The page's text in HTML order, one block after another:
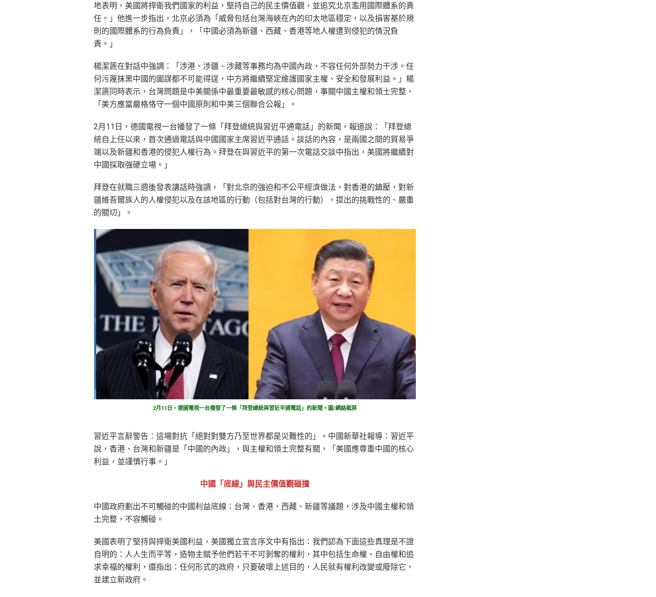
地表明，美國將捍衛我們國家的利益，堅持自己的民主價值觀，並追究北京濫用國際體系的責
任。」他進一步指出，北京必須為「威脅包括台灣海峽在內的印太地區穩定，以及損害基於規
則的國際體系的行為負責」，「中國必須為新疆、西藏、香港等地人權遭到侵犯的情況負
責。」
楊潔篪在對話中強調：「涉港、涉疆、涉藏等事務均為中國內政，不容任何外部勢力干涉。任
何污蔑抹黑中國的圖謀都不可能得逞，中方將繼續堅定維護國家主權、安全和發展利益。」楊
潔篪同時表示，台灣問題是中美關係中最重要最敏感的核心問題，事關中國主權和領土完整，
「美方應當嚴格恪守一個中國原則和中美三個聯合公報」。
2月11日，德國電視一台播發了一條「拜登總統與習近平通電話」的新聞，報道說：「拜登總
統自上任以來，首次通過電話與中國國家主席習近平通話。談話的內容，是兩國之間的貿易爭
端以及新疆和香港的侵犯人權行為。拜登在與習近平的第一次電話交談中指出，美國將繼續對
中國採取強硬立場。」
拜登在就職三週後發表講話時強調，「對北京的強迫和不公平經濟做法，對香港的鎮壓，對新
疆維吾爾族人的人權侵犯以及在該地區的行動（包括對台灣的行動），提出的挑戰性的、嚴重
的關切」。
2月11日，德國電視一台播發了一條「拜登總統與習近平通電話」的新聞。圖/網絡截屏
習近平言辭警告：這場對抗「絕對對雙方乃至世界都是災難性的」。中國新華社報導：習近平
說，香港、台灣和新疆是「中國的內政」，與主權和領土完整有關，「美國應尊重中國的核心
利益，並謹慎行事。」
中國「底線」與民主價值觀碰撞
中國政府劃出不可觸碰的中國利益底線：台灣、香港、西藏、新疆等議題，涉及中國主權和領
土完整，不容觸碰。
美國表明了堅持與捍衛美國利益，美國獨立宣言序文中有指出：我們認為下面這些真理是不證
自明的：人人生而平等，造物主賦予他們若干不可剝奪的權利，其中包括生命權、自由權和追
求幸福的權利，還指出：任何形式的政府，只要破壞上述目的，人民就有權利改變或廢除它，
並建立新政府。